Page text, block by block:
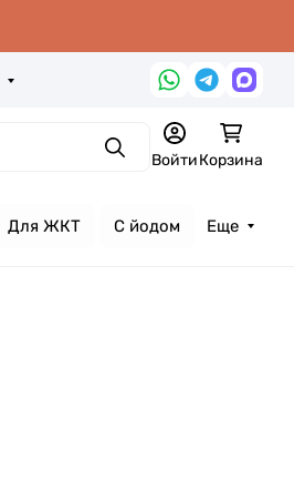
ПоискВойтиКорзина
Для ЖКТ С йодом Еще